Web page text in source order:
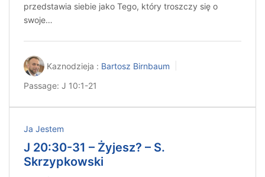
przedstawia siebie jako Tego, który troszczy się o
swoje…
Kaznodzieja : Bartosz Birnbaum
Passage: J 10:1-21
Ja Jestem
J 20:30-31 – Żyjesz? – S.
Skrzypkowski